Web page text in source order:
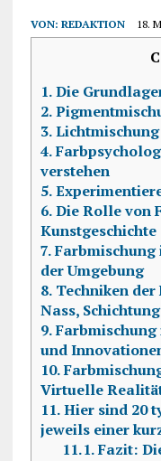
VON: REDAKTION 18.
1.Die
2.
3.
4.
verstehen
5.
6.Die Rolle von
Kunstgeschichte
7.Farbmischung
der Umgebung
8.Techniken der
Nass,
9.Farbmischung
und
10.
Virtuelle
11.Hier sind 20
jeweils einer
11.1.Fazit: